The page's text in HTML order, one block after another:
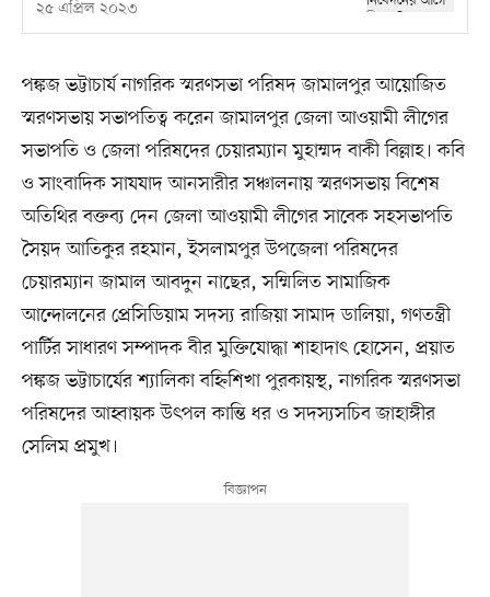
২৫ এপ্রিল ২০২৩
পঙ্কজ ভট্টাচার্য নাগরিক স্মরণসভা পরিষদ জামালপুর আয়োজিত
স্মরণসভায় সভাপতিত্ব করেন জামালপুর জেলা আওয়ামী লীগের
সভাপতি ও জেলা পরিষদের চেয়ারম্যান মুহাম্মদ বাকী বিল্লাহ। কবি
ও সাংবাদিক সাযযাদ আনসারীর সঞ্চালনায় স্মরণসভায় বিশেষ
অতিথির বক্তব্য দেন জেলা আওয়ামী লীগের সাবেক সহসভাপতি
সৈয়দ আতিকুর রহমান, ইসলামপুর উপজেলা পরিষদের
চেয়ারম্যান জামাল আবদুন নাছের, সম্মিলিত সামাজিক
আন্দোলনের প্রেসিডিয়াম সদস্য রাজিয়া সামাদ ডালিয়া, গণতন্ত্রী
পার্টির সাধারণ সম্পাদক বীর মুক্তিযোদ্ধা শাহাদাৎ হোসেন, প্রয়াত
পঙ্কজ ভট্টাচার্যের শ্যালিকা বহ্নিশিখা পুরকায়স্থ, নাগরিক স্মরণসভা
পরিষদের আহ্বায়ক উৎপল কান্তি ধর ও সদস্যসচিব জাহাঙ্গীর
সেলিম প্রমুখ।